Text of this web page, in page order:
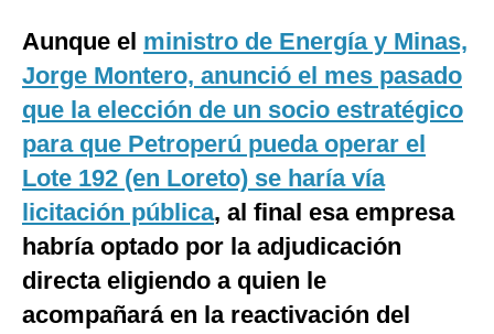
México
España
Internacional
Tecnología
Club del Suscriptor
Mix
G de Gestión
Aunque el ministro de Energía y Minas,
Jorge Montero, anunció el mes pasado
que la elección de un socio estratégico
para que Petroperú pueda operar el
Lote 192 (en Loreto) se haría vía
licitación pública, al final esa empresa
habría optado por la adjudicación
directa eligiendo a quien le
acompañará en la reactivación del